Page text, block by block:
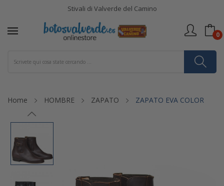
Stivali di Valverde del Camino
0
Home HOMBRE ZAPATO ZAPATO EVA COLOR